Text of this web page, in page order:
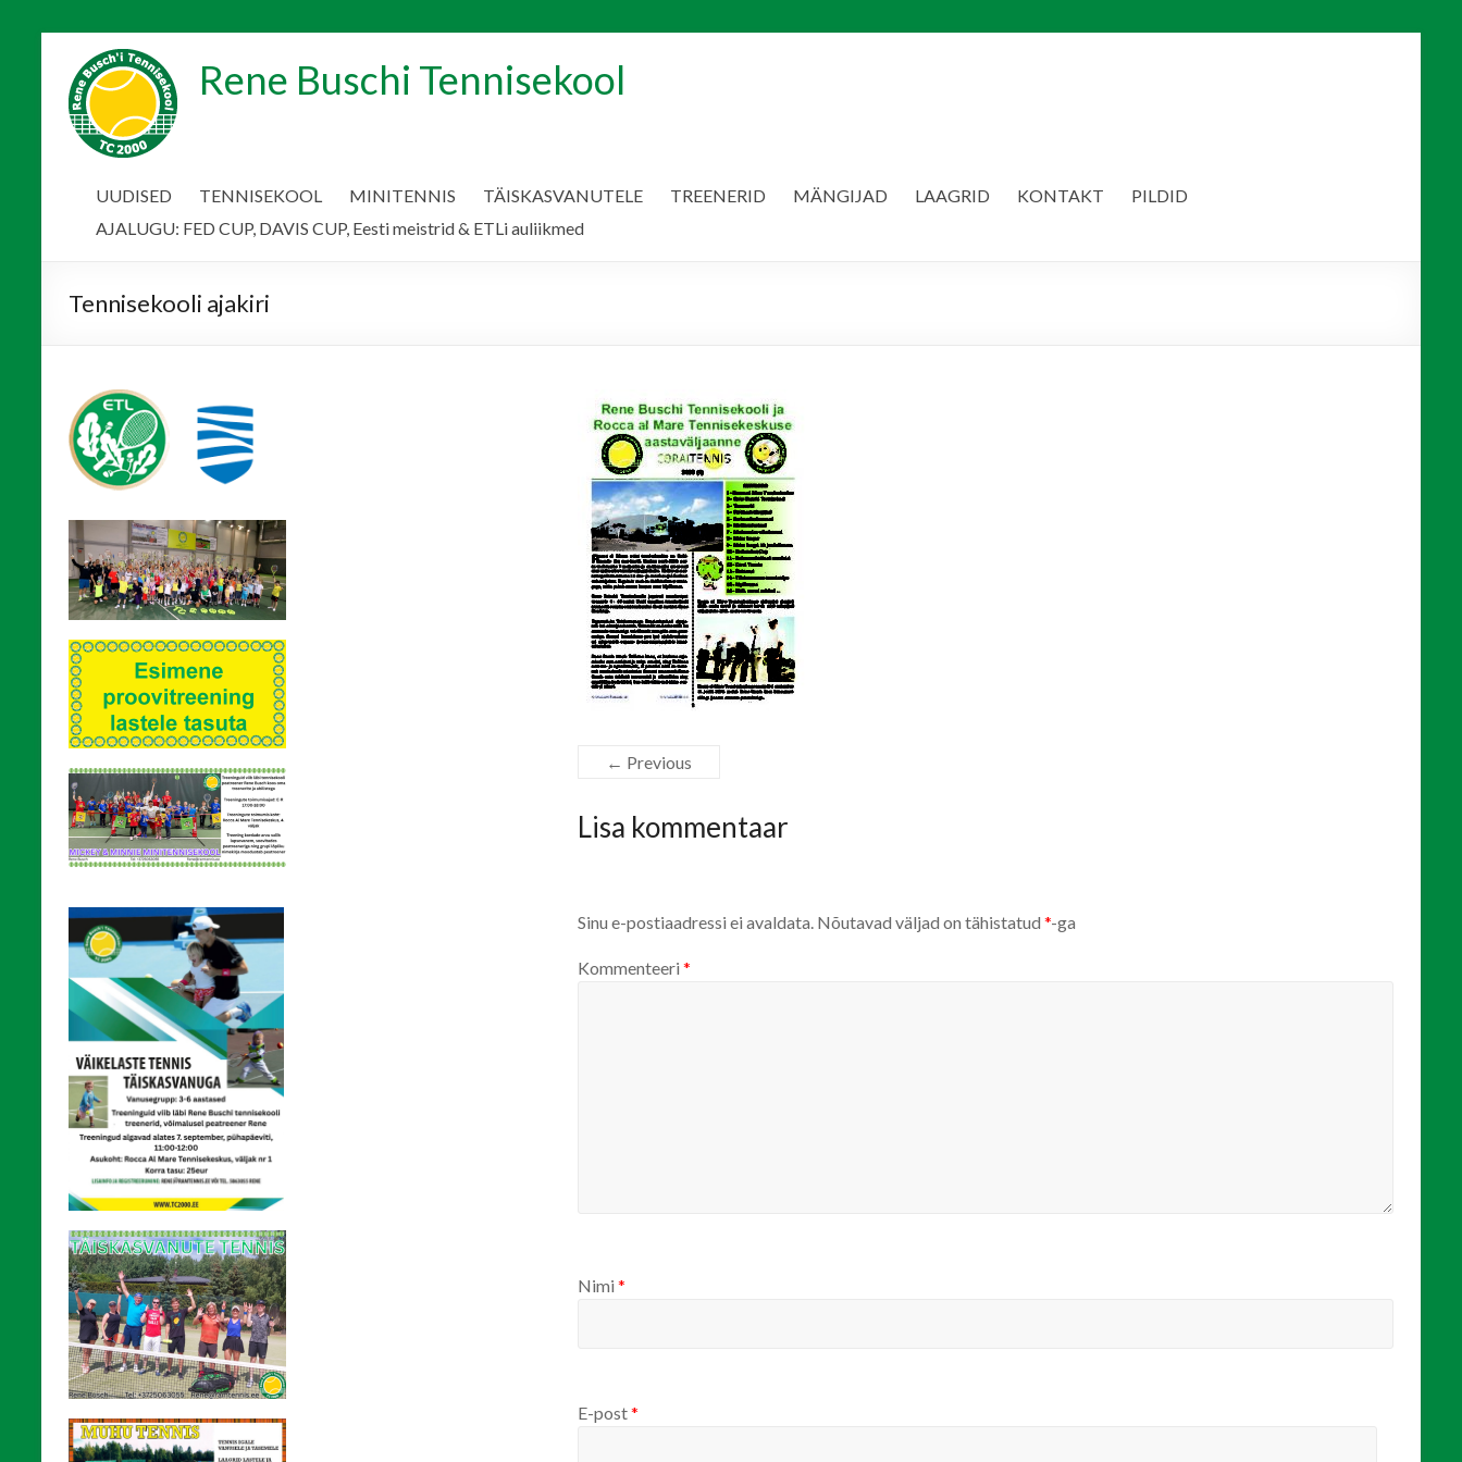
content
Rene Buschi Tennisekool
UUDISED TENNISEKOOL MINITENNIS TÄISKASVANUTELE TREENERID MÄNGIJAD LAAGRID KONTAKT
PILDID
AJALUGU: FED CUP, DAVIS CUP, Eesti meistrid & ETLi auliikmed
Tennisekooli ajakiri
← Previous
Lisa kommentaar
Sinu e-postiaadressi ei avaldata. Nõutavad väljad on tähistatud *-ga
Kommenteeri *
Nimi *
E-post*